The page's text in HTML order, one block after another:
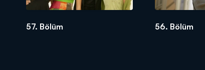
57. Bölüm 56. Bölüm